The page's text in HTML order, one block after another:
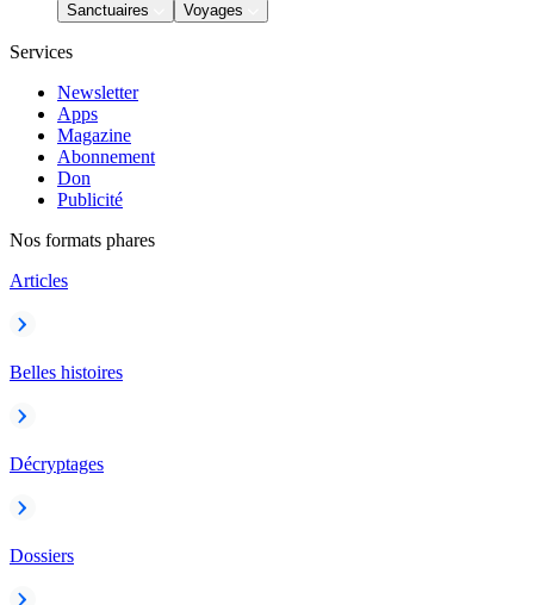
Sanctuaires
Voyages
Services
Newsletter
Apps
Magazine
Abonnement
Don
Publicité
Nos formats phares
Articles
Belles histoires
Décryptages
Dossiers